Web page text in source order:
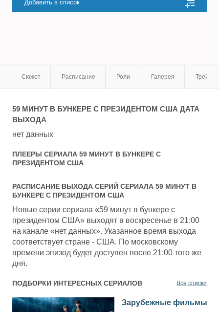
Добавить в список
Сюжет Расписание Роли Галерея
59 МИНУТ В БУНКЕРЕ С ПРЕЗИДЕНТОМ США ДАТА
ВЫХОДА
нет данных
ПЛЕЕРЫ СЕРИАЛА 59 МИНУТ В БУНКЕРЕ С
ПРЕЗИДЕНТОМ США
РАСПИСАНИЕ ВЫХОДА СЕРИЙ СЕРИАЛА 59 МИНУТ В
БУНКЕРЕ С ПРЕЗИДЕНТОМ США
Новые серии сериала «59 минут в бункере с
президентом США» выходят в воскресенье в 21:00
на канале «нет данных». Указанное время выхода
соответствует стране - США. По московскому
времени эпизод будет доступен после 21:00 того же
дня.
ПОДБОРКИ ИНТЕРЕСНЫХ СЕРИАЛОВ Все списки
Зарубежные фильмы